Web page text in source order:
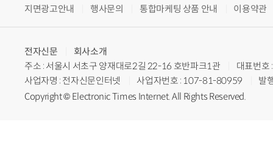
지면광고안내 행사문의 통합마케팅 상품 안내 이용약관
전자신문
회사소개
주소 : 서울시 서초구 양재대로2길 22-16 호반파크1관
대표번
사업자명 : 전자신문인터넷
사업자번호 : 107-81-80959
발
Copyright © Electronic Times Internet. All Rights Reserved.